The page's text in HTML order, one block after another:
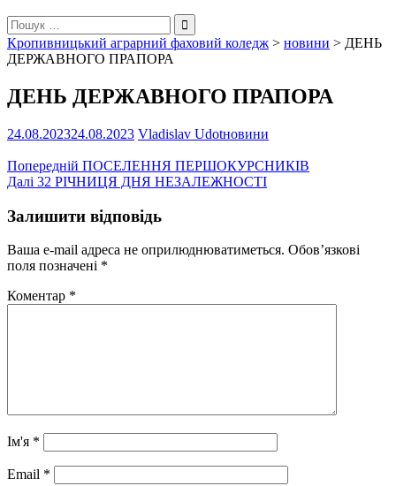
Пошук:
Кропивницький аграрний фаховий коледж > новини > ДЕНЬ
ДЕРЖАВНОГО ПРАПОРА
ДЕНЬ ДЕРЖАВНОГО ПРАПОРА
24.08.202324.08.2023 Vladislav Udotновини
Навігація
записів
Попередній Попередній
запис:
ПОСЕЛЕННЯ ПЕРШОКУРСНИКІВ
Далі Наступний
32 РІЧНИЦЯ ДНЯ НЕЗАЛЕЖНОСТІ
Залишити відповідь
Ваша e-mail адреса не оприлюднюватиметься. Обов’язкові
поля позначені *
Коментар *
Ім'я *
Email *